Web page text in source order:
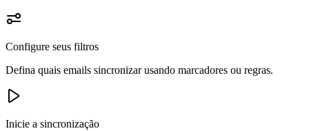
Configure seus filtros
Defina quais emails sincronizar usando marcadores ou regras.
Inicie a sincronização